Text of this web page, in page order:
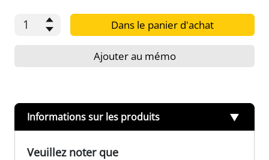
Dans le panier d'achat
Ajouter au mémo
Informations sur les produits
Veuillez noter que